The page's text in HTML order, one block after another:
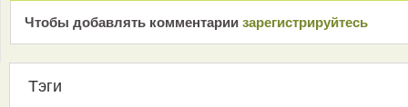
Чтобы добавлять комментарии зарeгиcтрирyйтeсь
Тэги